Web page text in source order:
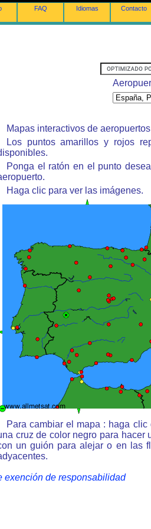
FAQ Idiomas Contacto
Mapas interactivos de
Los puntos amarillos y rojos
Ponga el ratón en el punto
Haga clic para ver las imágenes.
Para cambiar el mapa : haga
cruz de color negro para hacer
un guión para alejar o en las
exención de responsabilidad